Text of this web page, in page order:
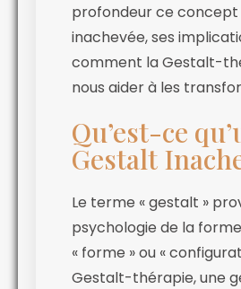
profondeur ce
inachevée, ses
comment la Gestalt-
nous aider à les
Qu’est-ce
Gestalt
Le terme « gestalt »
psychologie de la
« forme » ou «
Gestalt-thérapie, une